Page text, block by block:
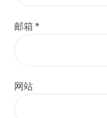
邮箱 *
网站